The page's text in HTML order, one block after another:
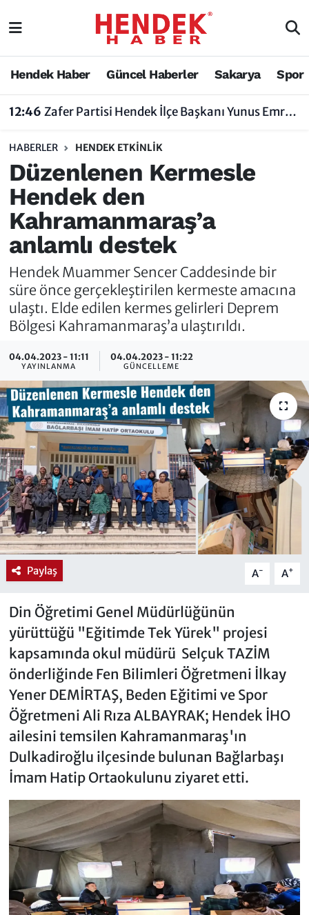
Hendek Haber Güncel Haberler Sakarya Spor
12:46 Zafer Partisi Hendek İlçe Başkanı Yunus Emre Uzun'dan Tartışma Yaratan Açıklamaya Tepki
HABERLER HENDEK ETKINLIK
Düzenlenen Kermesle
Hendek den
Kahramanmaraş’a
anlamlı destek
Hendek Muammer Sencer Caddesinde bir
süre önce gerçekleştirilen kermeste amacına
ulaştı. Elde edilen kermes gelirleri Deprem
Bölgesi Kahramanmaraş’a ulaştırıldı.
04.04.2023 - 11:11
YAYINLANMA
04.04.2023 - 11:22
GÜNCELLEME
Paylaş A- A+
Din Öğretimi Genel Müdürlüğünün
yürüttüğü "Eğitimde Tek Yürek" projesi
kapsamında okul müdürü Selçuk TAZİM
önderliğinde Fen Bilimleri Öğretmeni İlkay
Yener DEMİRTAŞ, Beden Eğitimi ve Spor
Öğretmeni Ali Rıza ALBAYRAK; Hendek İHO
ailesini temsilen Kahramanmaraş'ın
Dulkadiroğlu ilçesinde bulunan Bağlarbaşı
İmam Hatip Ortaokulunu ziyaret etti.
Hendek Haber
Nöbetçi Eczaneler
Vefat Edenler
Hendek Haber
Hakkında
Hendek Haber Reklam Servisi
Künye
İletişim
Sakarya Nöbetçi Eczaneler
Sakarya Trafik Yoğunluk Haritası
Tüm Manşetler
Son Dakika Haberleri
Haber Arşivi